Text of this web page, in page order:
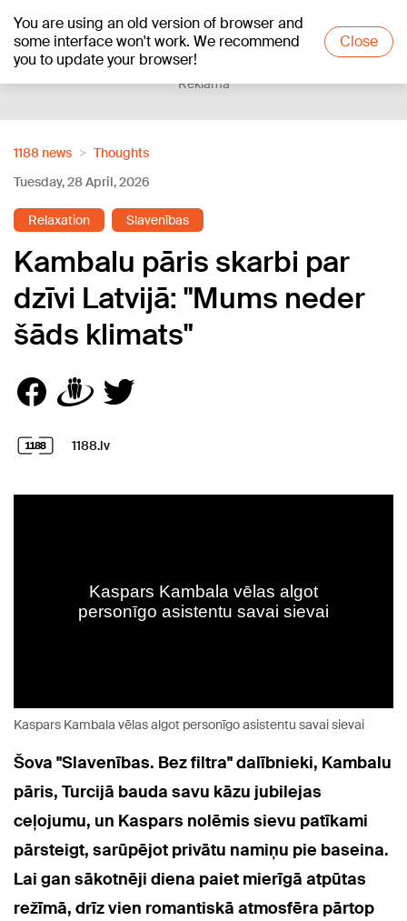
You are using an old version of browser and
some interface won't work. We recommend
you to update your browser!
Close
+22°C
Reklāma
1188 news
Thoughts
Tuesday, 28 April, 2026
Relaxation Slavenības
Kambalu pāris skarbi par
dzīvi Latvijā: "Mums neder
šāds klimats"
1188.lv
Kaspars Kambala vēlas algot personīgo asistentu savai sievai
Šova "Slavenības. Bez filtra" dalībnieki, Kambalu
pāris, Turcijā bauda savu kāzu jubilejas
ceļojumu, un Kaspars nolēmis sievu patīkami
pārsteigt, sarūpējot privātu namiņu pie baseina.
Lai gan sākotnēji diena paiet mierīgā atpūtas
režīmā, drīz vien romantiskā atmosfēra pārtop